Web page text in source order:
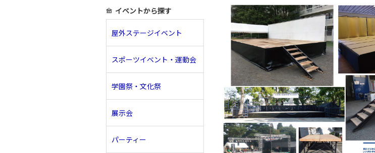
festival イベントから探す
屋外ステージイベント
スポーツイベント・運動会
学園祭・文化祭
展示会
パーティー